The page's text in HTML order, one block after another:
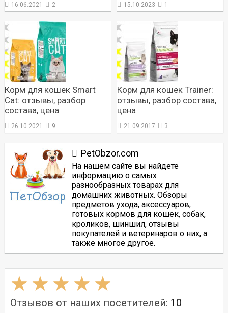
16.06.2021 2 15.10.2023 1
Корм для кошек Smart
Cat: отзывы, разбор
состава, цена
26.10.2021 9
Корм для кошек Trainer:
отзывы, разбор состава,
цена
21.09.2017 3
PetObzor.com
На нашем сайте вы найдете
информацию о самых
разнообразных товарах для
домашних животных. Обзоры
предметов ухода, аксессуаров,
готовых кормов для кошек, собак,
кроликов, шиншил, отзывы
покупателей и ветеринаров о них, а
также многое другое.
Отзывов от наших посетителей: 10